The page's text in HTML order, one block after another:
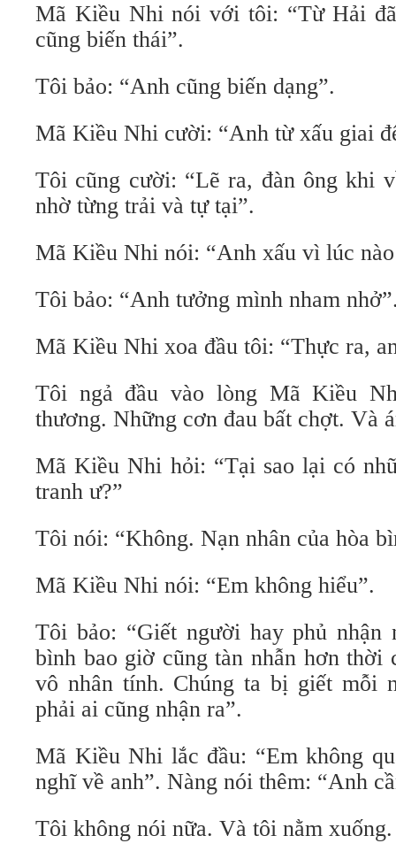
Mã Kiều Nhi nói với tôi: “Từ Hải
cũng biến thái”.
Tôi bảo: “Anh cũng biến dạng”.
Mã Kiều Nhi cười: “Anh từ xấu giai
Tôi cũng cười: “Lẽ ra, đàn ông khi
nhờ từng trải và tự tại”.
Mã Kiều Nhi nói: “Anh xấu vì lúc
Tôi bảo: “Anh tưởng mình nham
Mã Kiều Nhi xoa đầu tôi: “Thực ra,
Tôi ngả đầu vào lòng Mã Kiều
thương. Những cơn đau bất chợt. Và
Mã Kiều Nhi hỏi: “Tại sao lại có
tranh ư?”
Tôi nói: “Không. Nạn nhân của hòa
Mã Kiều Nhi nói: “Em không hiểu”.
Tôi bảo: “Giết người hay phủ nhận
bình bao giờ cũng tàn nhẫn hơn
vô nhân tính. Chúng ta bị giết mỗi
phải ai cũng nhận ra”.
Mã Kiều Nhi lắc đầu: “Em không
nghĩ về anh”. Nàng nói thêm: “Anh
Tôi không nói nữa. Và tôi nằm xuống.